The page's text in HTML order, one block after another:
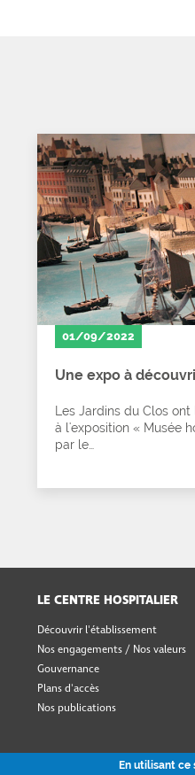
01/09/2022
Une expo à
Les Jardins du Clos
à l'exposition « Musée
par le…
LE CENTRE HOSPITALIER
Découvrir l'établissement
Nos engagements / Nos valeurs
Gouvernance
Plans d'accès
Nos publications
En utilisant